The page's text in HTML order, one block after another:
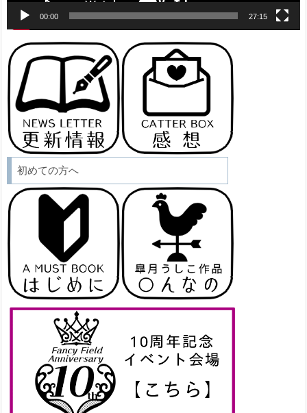
00:00 27:15
初めての方へ